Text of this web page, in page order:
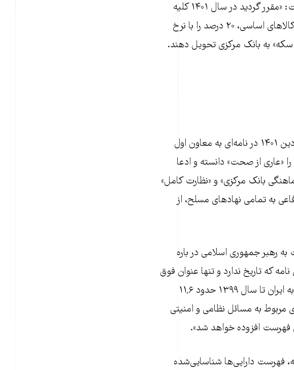
بانک مرکزی فروخته شود. در بند دوم این نامه محرمانه آمده است: «مقرر گردید در سال ۱۴۰۱ کلیه
نیروهای مسلح ۵۰ درصد ارز دریافتی فروش نفت را با نرخ تامین کالاهای اساسی، ۲۰ درصد را با نرخ
• محمد باقری، رئیس ستاد کل نیروهای مسلح ایران هشتم فروردین ۱۴۰۱ در نامه‌ای به معاون اول
«عاری از صحت» دانسته و ادعا
بانک مرکزی» و «نظارت کامل»
به تمامی نهادهای مسلح، از
رهبر جمهوری اسلامی در باره
که تاریخ ندارد و تنها عنوان فوق
سری بر آن درج شده است، بدهی غیرنظامی و غیر امنیتی سوریه به ایران تا سال ۱۳۹۹ حدود ۱۱٬۶
مربوط به مسائل نظامی و امنیتی
فهرست افزوده خواهد شد».
فهرست دارایی‌ها شناسایی‌شده